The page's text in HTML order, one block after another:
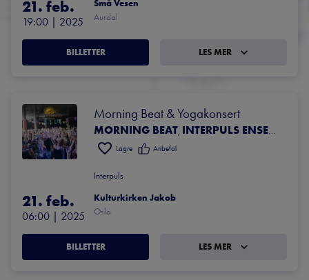
21. feb.
19:00 | 2025
Små Vesen
Aurdal
BILLETTER LES MER
Morning Beat & Yogakonsert
MORNING BEAT, INTERPULS ENSEMBLE
Lagre Anbefal
Interpuls
21. feb.
06:00 | 2025
Kulturkirken Jakob
Oslo
BILLETTER LES MER